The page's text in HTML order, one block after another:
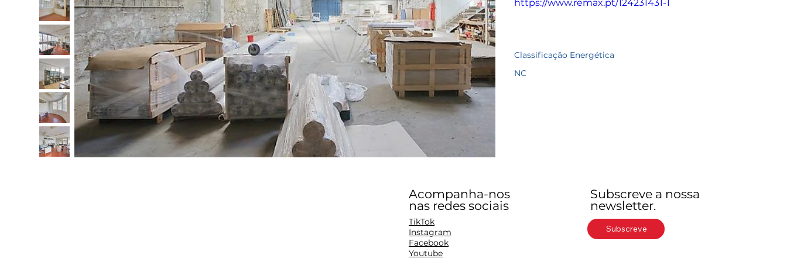
https://www.remax.pt/124231431-1
Classificação Energética
NC
Acompanha-nos
nas redes sociais
TikTok
Instagram
Facebook
Youtube
Subscreve a nossa
newsletter.
Subscreve